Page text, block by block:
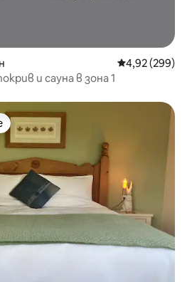
Средна
4,92 (299)
и сауна в зона 1
на гостите